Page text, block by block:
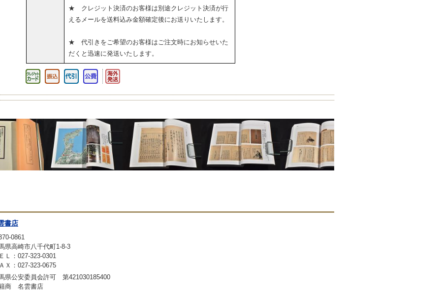
★ クレジット決済のお客様は別途クレジット決済が行
えるメールを送料込み金額確定後にお送りいたします。
★ 代引きをご希望のお客様はご注文時にお知らせいた
だくと迅速に発送いたします。
書店
0861
県高崎市八千代町1-8-3
Ｌ：027-323-0301
Ｘ：027-323-0675
県公安委員会許可 第421030185400
商 名雲書店